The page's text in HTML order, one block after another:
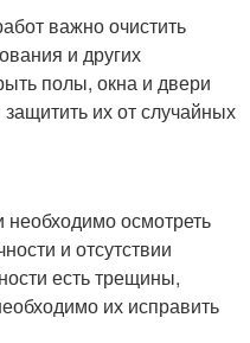
важно очистить
и других
полы, окна и двери
их от случайных
осмотреть
и отсутствии
есть трещины,
их исправить